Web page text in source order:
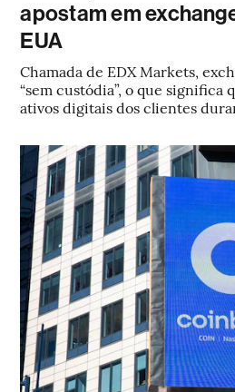
apostam em
EUA
Chamada de EDX Markets,
“sem custódia”, o que significa
ativos digitais dos clientes